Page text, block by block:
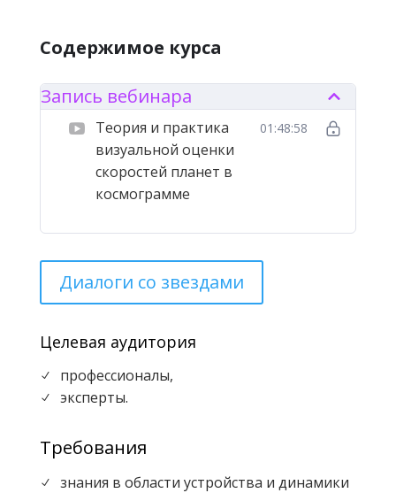
Презентация алгоритма визуального
Примеры использования алгоритма.
Содержимое курса
Запись вебинара
Теория и практика
визуальной оценки
скоростей планет в
космограмме
01:48:58
Диалоги со звездами
Целевая аудитория
N профессионалы,
N эксперты.
Требования
N
знания в области устройства и динамики